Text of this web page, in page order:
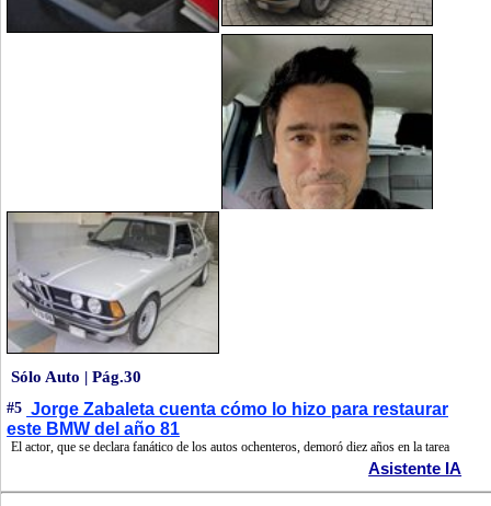
Sólo Auto | Pág.30
#5 Jorge Zabaleta cuenta cómo lo hizo para restaurar
este BMW del año 81
El actor, que se declara fanático de los autos ochenteros, demoró diez años en la tarea
Asistente IA